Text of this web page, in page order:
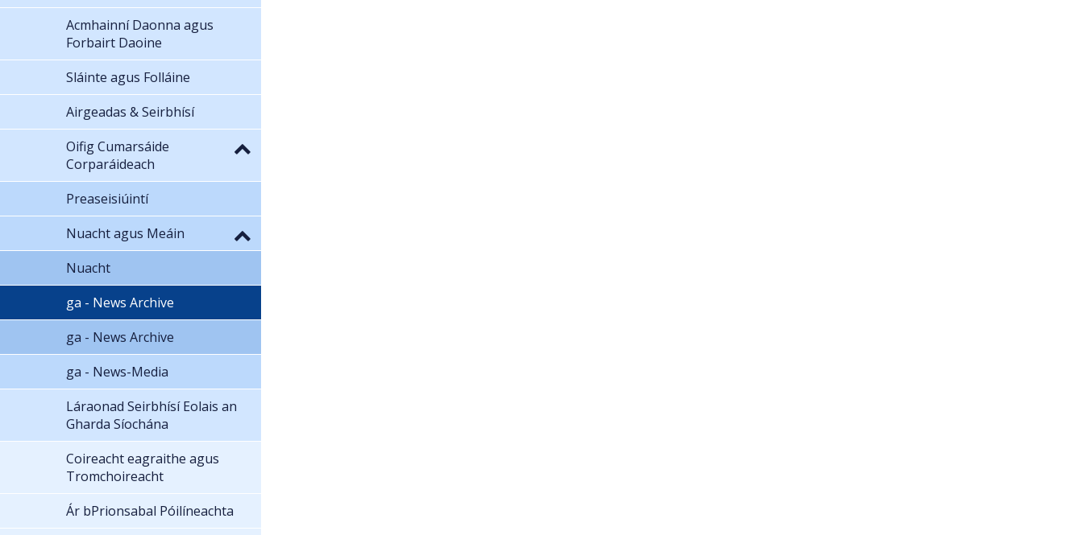
Acmhainní Daonna agus
Forbairt Daoine
Sláinte agus Folláine
Airgeadas & Seirbhísí
Oifig Cumarsáide
Corparáideach
Preaseisiúintí
Nuacht agus Meáin
Nuacht
ga - News Archive
ga - News Archive
ga - News-Media
Láraonad Seirbhísí Eolais an
Gharda Síochána
Coireacht eagraithe agus
Tromchoireacht
Ár bPrionsabal Póilíneachta